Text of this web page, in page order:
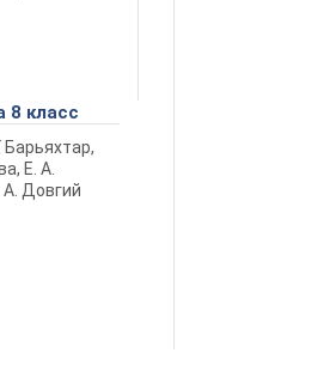
8 класс
Барьяхтар,
Е. А.
А. Довгий